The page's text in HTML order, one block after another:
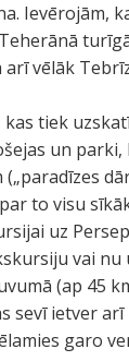
Ievērojām,
vēlāk
kas tiek
un
to visu
uz
vai nu
(ap 45
sevī ietver arī
garo